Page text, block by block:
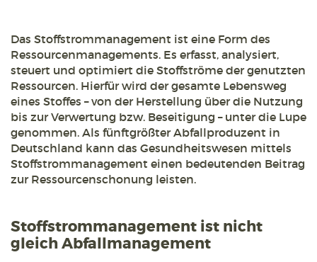
Das Stoffstrommanagement ist eine Form des
Ressourcenmanagements. Es erfasst, analysiert,
steuert und optimiert die Stoffströme der genutzten
Ressourcen. Hierfür wird der gesamte Lebensweg
eines Stoffes – von der Herstellung über die Nutzung
bis zur Verwertung bzw. Beseitigung – unter die Lupe
genommen. Als fünftgrößter Abfallproduzent in
Deutschland kann das Gesundheitswesen mittels
Stoffstrommanagement einen bedeutenden Beitrag
zur Ressourcenschonung leisten.
Stoffstrommanagement ist nicht
gleich Abfallmanagement